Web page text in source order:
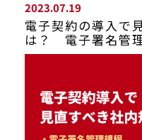
2023.07.19
電子契約の導入で
は？ 電子署名管